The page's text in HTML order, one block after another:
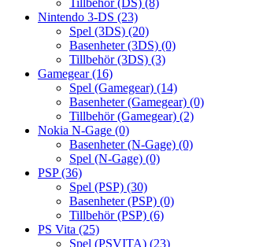
Tillbehör (DS) (8)
Nintendo 3-DS (23)
Spel (3DS) (20)
Basenheter (3DS) (0)
Tillbehör (3DS) (3)
Gamegear(16)
Spel (Gamegear) (14)
Basenheter (Gamegear) (0)
Tillbehör (Gamegear) (2)
Nokia N-Gage (0)
Basenheter (N-Gage) (0)
Spel (N-Gage) (0)
PSP(36)
Spel (PSP) (30)
Basenheter (PSP) (0)
Tillbehör (PSP) (6)
PS Vita (25)
Spel (PSVITA) (23)